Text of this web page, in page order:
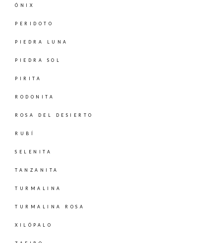
ÓNIX
PERIDOTO
PIEDRA LUNA
PIEDRA SOL
PIRITA
RODONITA
ROSA DEL DESIERTO
RUBÍ
SELENITA
TANZANITA
TURMALINA
TURMALINA ROSA
XILÓPALO